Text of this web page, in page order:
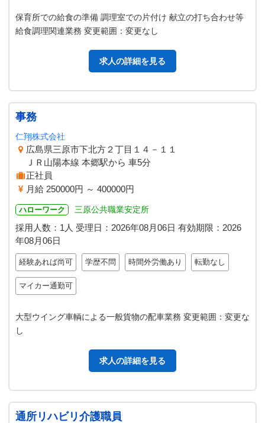
保育所での給食の準備 調理室での片付け 献立の打ち合わせ等
給食調理関連業務 変更範囲：変更なし
求人の詳細を見る
事務
仁翔株式会社
広島県三原市下北方２丁目１４－１１
ＪＲ山陽本線 本郷駅から 車5分
正社員
月給 250000円 ～ 400000円
ハローワーク 三原公共職業安定所
採用人数：1人 受理日： 2026年08月06日 有効期限： 2026
年08月06日
経験あれば尚可 学歴不問 時間外労働あり 転勤なし
マイカー通勤可
大型ウイング車輌による一般貨物の配車業務 変更範囲：変更な
し
求人の詳細を見る
通所リハビリ介護職員